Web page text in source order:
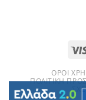
ΌΡΟΙ
ΠΟΛΙΤΙΚΉ